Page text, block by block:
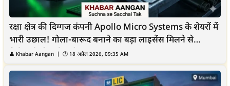
रक्षा क्षेत्र की दिग्गज कंपनी Apollo Micro Systems के शेयरों में
भारी उछाल! गोला-बारूद बनाने का बड़ा लाइसेंस मिलने से
निवेशकों की हुई चांदी
👤 Khabar Aangan | 🕒 18 अप्रैल 2026, 09:35 AM